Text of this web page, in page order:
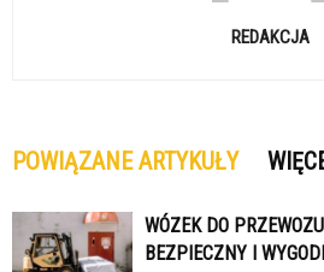
REDAKCJA
POWIĄZANE ARTYKUŁY
WÓZEK DO
BEZPIECZNY I